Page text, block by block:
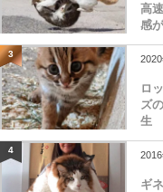
高
感
3
ロ
ズ
生
4
ギ